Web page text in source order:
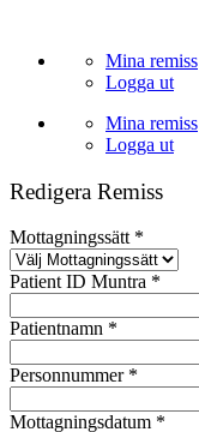
content
Mina remiss
Logga ut
Mina remiss
Logga ut
Redigera Remiss
Mottagningssätt *
Patient ID Muntra *
Patientnamn *
Personnummer *
Mottagningsdatum *